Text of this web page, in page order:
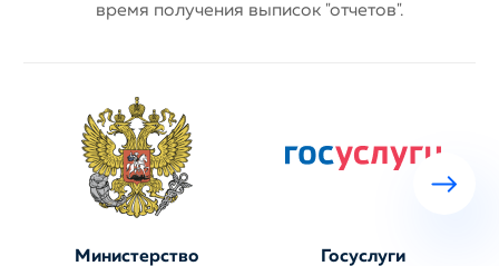
время получения выписок "отчетов".
Министерство
Госуслуги